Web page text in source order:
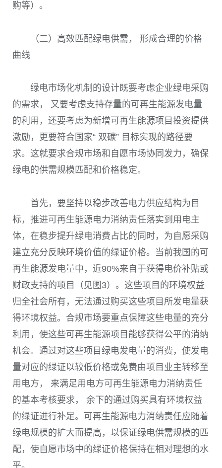
购等） 。
（二）高效匹配绿电供需， 形成合理的价格
曲线
绿电市场化机制的设计既要考虑企业绿电采购
的需求， 又要考虑支持存量的可再生能源发电量
的利用，还要考虑为新增可再生能源项目投资提供
激励，更要符合国家“ 双碳” 目标实现的路径要
求。这就要求合规市场和自愿市场协同发力，确保
绿电的供需规模匹配和价格稳定。
首先，要坚持以稳步改善电力供应结构为目
标，推进可再生能源电力消纳责任落实到用电主
体，在稳步提升绿电消费占比的同时，为自愿采购
建立充分反映环境价值的绿证价格。当前我国的可
再生能源发电量中，近90%来自于获得电价补贴或
财政支持的项目（见 图3） 。这些项目的环境权益
归全社会所有，无法通过购买这些项目所发电量获
得环境权益。合规市场要重点保障这些电量的充分
利用，使这些可再生能源项目能够获得公平的消纳
机会。通过对这些项目绿电发电量的消费，使发电
量对应的绿证以较低价格或免费由项目业主转移至
用电方， 来满足用电方可再生能源电力消纳责任
的基本考核要求， 余下的通过购买具有环境权益
的绿证进行补足。可再生能源电力消纳责任应随着
绿电规模的扩大而提高，以保证绿电供需规模的匹
配，使自愿市场中的绿证价格保持在相对理想的水
平。